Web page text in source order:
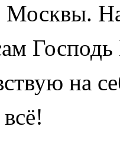
Москвы.
на